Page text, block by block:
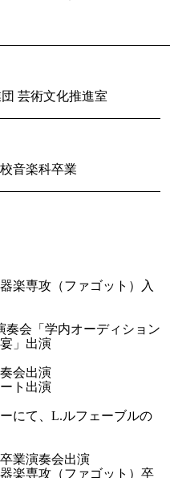
芸術文化推進室
音楽科卒業
楽専攻（ファゴット）入
奏会「学内オーディション
」出演
会出演
ト出演
にて、L.ルフェーブルの
業演奏会出演
楽専攻（ファゴット）卒